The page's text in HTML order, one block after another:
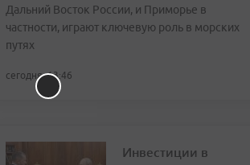
Дальний Восток России, и Приморье в
частности, играют ключевую роль в морских
путях
сегодня, 13:46
Инвестиции в